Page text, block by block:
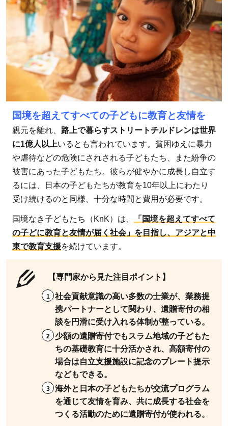
国境を超えてすべての子どもに教育と友情を
親元を離れ、 路上で暮らすストリートチルドレンは世界
に1億人以上いるとも言われています。貧困ゆえに暴力
や虐待などの危険にされされる子どもたち、また紛争の
被害にあった子どもたち。彼らが健やかに成長し自立す
るには、日本の子どもたちが教育を10年以上にわたり
受け続けるのと同様、十分な時間と費用が必要です。
国境なき子どもたち（KnK）は、
「国境を超えてすべて
の子どに教育と友情が届く社会」を目指し、アジアと中
東で教育支援を続けています。
【専門家から見た注目ポイント】
社会貢献意識の高い多数の士業が、業務提
携パートナーとして関わり、遺贈寄付の相
談を円滑に受け入れる体制が整っている。
少額の遺贈寄付でもスラム地域の子どもた
ちの基礎教育に十分活かされ、高額寄付の
場合は自立支援施設に記念のプレート提示
などもできる。
海外と日本の子どもたちが交流プログラム
を通じて友情を育み、共に成長する社会を
つくる活動のために遺贈寄付が使われる。